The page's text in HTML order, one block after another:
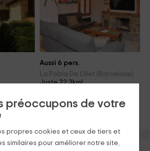
préoccupons de votre
propres cookies et ceux de tiers et
similaires pour améliorer notre site,
Aussi 6 pers.
La Pobla De Lillet (Barcelone)
Juste 22.3km!